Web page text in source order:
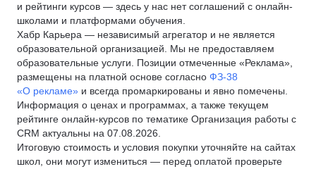
и рейтинги курсов — здесь у нас нет соглашений с онлайн-
школами и платформами обучения.
Хабр Карьера — независимый агрегатор и не является
образовательной организацией. Мы не предоставляем
образовательные услуги. Позиции отмеченные «Реклама»,
размещены на платной основе согласно ФЗ-38
«О рекламе» и всегда промаркированы и явно помечены.
Информация о ценах и программах, а также текущем
рейтинге онлайн-курсов по тематике Организация работы с
CRM актуальны на 07.08.2026.
Итоговую стоимость и условия покупки уточняйте на сайтах
школ, они могут измениться — перед оплатой проверьте